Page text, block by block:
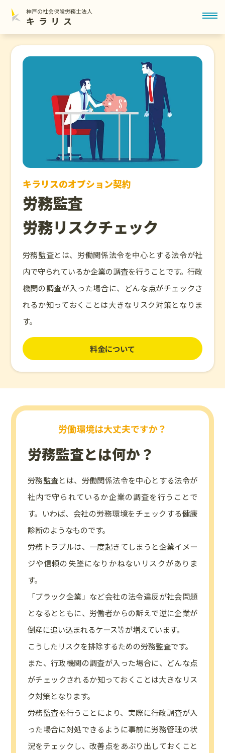
神戸の社会保険労務士法人
キラリス
キラリスのオプション契約
労務監査
労務リスクチェック
労務監査とは、労働関係法令を中心とする法令が社
内で守られているか企業の調査を行うことです。行政
機関の調査が入った場合に、どんな点がチェックさ
れるか知っておくことは大きなリスク対策となりま
す。
料金について
労働環境は大丈夫ですか？
労務監査とは何か？
労務監査とは、労働関係法令を中心とする法令が
社内で守られているか企業の調査を行うことで
す。いわば、会社の労務環境をチェックする健康
診断のようなものです。
労務トラブルは、⼀度起きてしまうと企業イメー
ジや信頼の失墜になりかねないリスクがありま
す。
「ブラック企業」など会社の法令違反が社会問題
となるとともに、労働者からの訴えで逆に企業が
倒産に追い込まれるケース等が増えています。
こうしたリスクを排除するための労務監査です。
また、行政機関の調査が入った場合に、どんな点
がチェックされるか知っておくことは大きなリス
ク対策となります。
労務監査を行うことにより、実際に行政調査が入
った場合に対処できるように事前に労務管理の状
況をチェックし、改善点をあぶり出しておくこと